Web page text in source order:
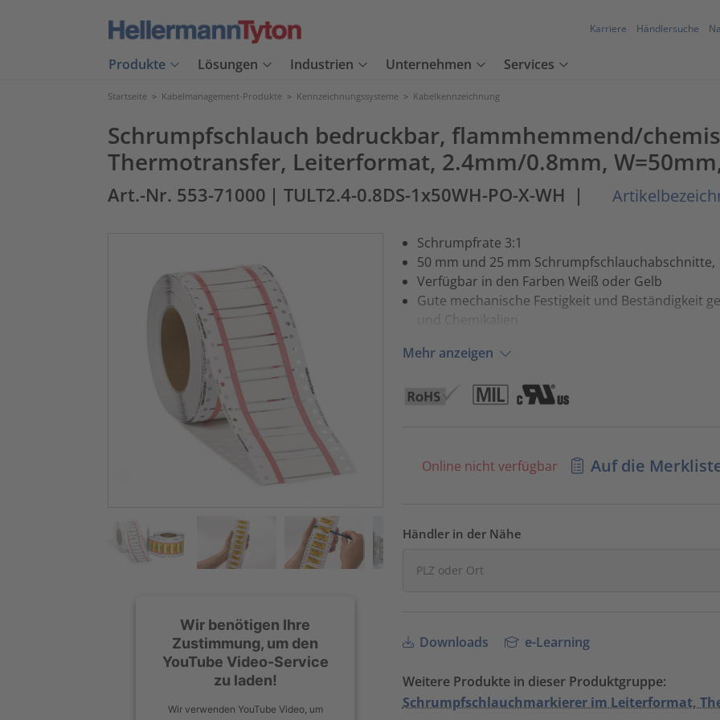
Karriere Händlersuche
Produkte Lösungen Industrien Unternehmen Services
Startseite > Kabelmanagement-Produkte > Kennzeichnungssysteme > Kabelkennzeichnung
Schrumpfschlauch bedruckbar, flammhemmend/
Thermotransfer, Leiterformat, 2.4mm/0.8mm,
Art.-Nr. 553-71000 | TULT2.4-0.8DS-1x50WH-PO-X-WH |
Wir benötigen Ihre
Zustimmung, um den
YouTube Video-Service
zu laden!
Wir verwenden YouTube Video, um
Schrumpfrate 3:1
50 mm und 25 mm
Verfügbar in den Farben Weiß oder Gelb
Gute mechanische Festigkeit und Beständigkeit
und Chemikalien
Mehr anzeigen
Online nicht verfügbar Auf die
Händler in der Nähe
Downloads e-Learning
Weitere Produkte in dieser Produktgruppe:
Schrumpfschlauchmarkierer im Leiterformat,